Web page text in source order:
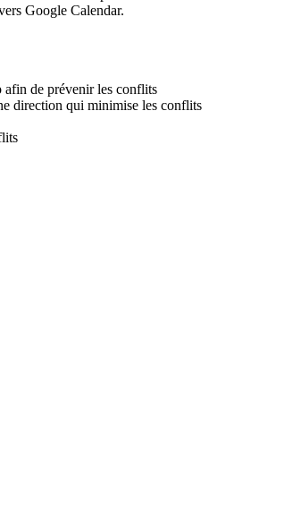
Google Calendar.
de prévenir les conflits
direction qui minimise les conflits